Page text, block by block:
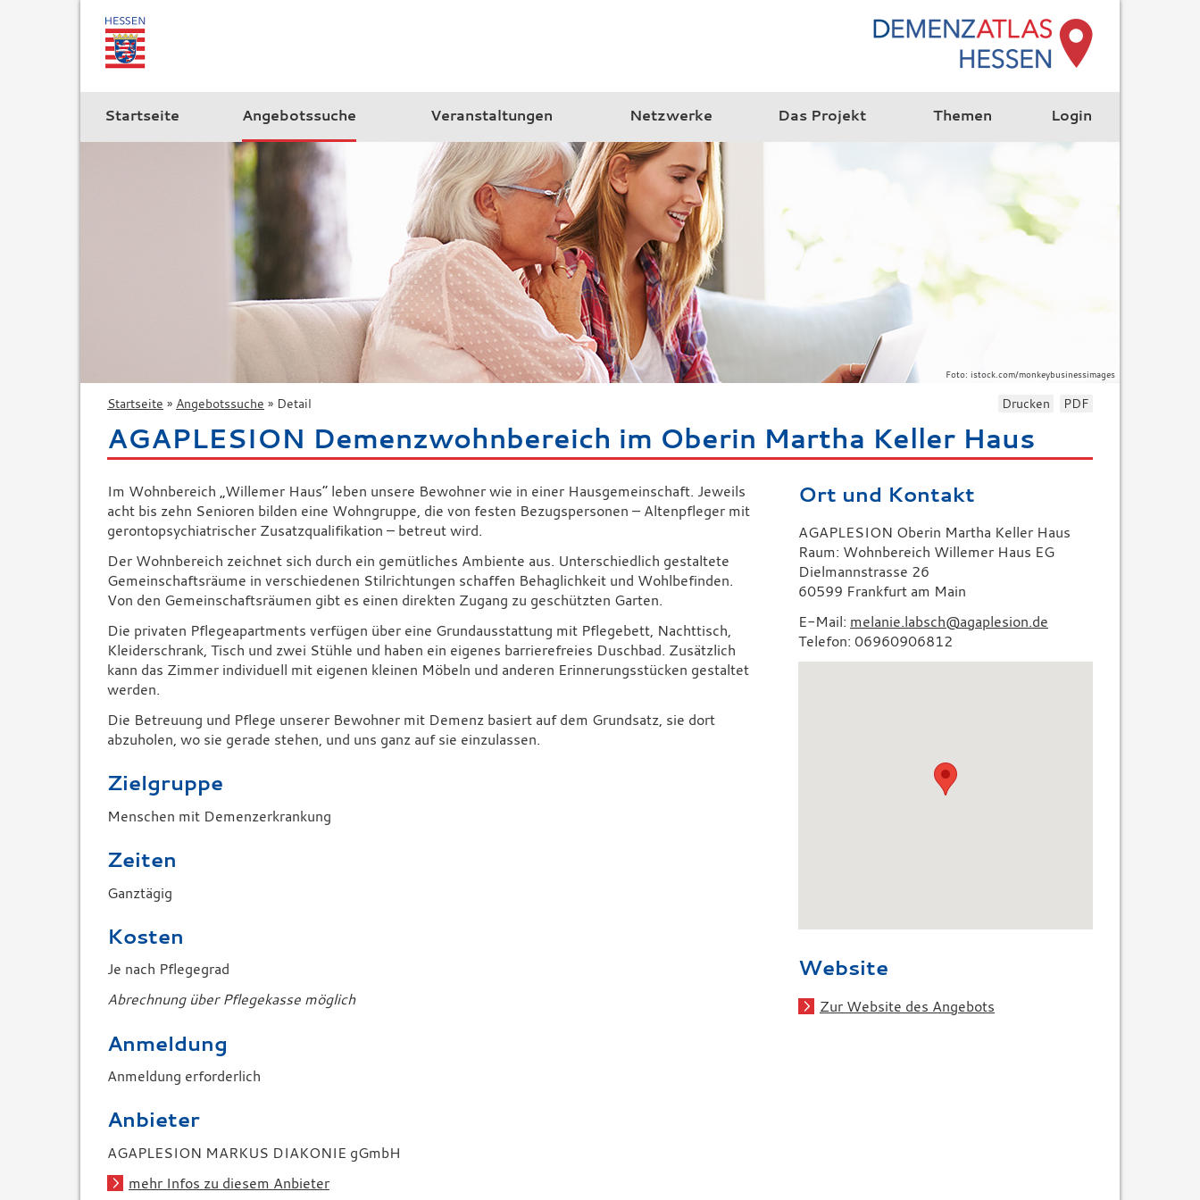
Startseite Angebotssuche Veranstaltungen Netzwerke Das Projekt Themen Login
Foto: istock.com/monkeybusinessimages
Startseite Angebotssuche Detail Drucken PDF
AGAPLESION Demenzwohnbereich im Oberin Martha Keller Haus
Im Wohnbereich „Willemer Haus“ leben unsere Bewohner wie in einer Hausgemeinschaft. Jeweils
acht bis zehn Senioren bilden eine Wohngruppe, die von festen Bezugspersonen – Altenpfleger mit
gerontopsychiatrischer Zusatzqualifikation – betreut wird.
Der Wohnbereich zeichnet sich durch ein gemütliches Ambiente aus. Unterschiedlich gestaltete
Gemeinschaftsräume in verschiedenen Stilrichtungen schaffen Behaglichkeit und Wohlbefinden.
Von den Gemeinschaftsräumen gibt es einen direkten Zugang zu geschützten Garten.
Die privaten Pflegeapartments verfügen über eine Grundausstattung mit Pflegebett, Nachttisch,
Kleiderschrank, Tisch und zwei Stühle und haben ein eigenes barrierefreies Duschbad. Zusätzlich
kann das Zimmer individuell mit eigenen kleinen Möbeln und anderen Erinnerungsstücken gestaltet
werden.
Die Betreuung und Pflege unserer Bewohner mit Demenz basiert auf dem Grundsatz, sie dort
abzuholen, wo sie gerade stehen, und uns ganz auf sie einzulassen.
Zielgruppe
Menschen mit Demenzerkrankung
Zeiten
Ganztägig
Kosten
Je nach Pflegegrad
Abrechnung über Pflegekasse möglich
Anmeldung
Anmeldung erforderlich
Anbieter
AGAPLESION MARKUS DIAKONIE gGmbH
mehr Infos zu diesem Anbieter
Ort und Kontakt
AGAPLESION Oberin Martha Keller Haus
Raum: Wohnbereich Willemer Haus EG
Dielmannstrasse 26
60599 Frankfurt am Main
E-Mail: melanie.labsch@agaplesion.de
Telefon: 06960906812
Website
Zur Website des Angebots